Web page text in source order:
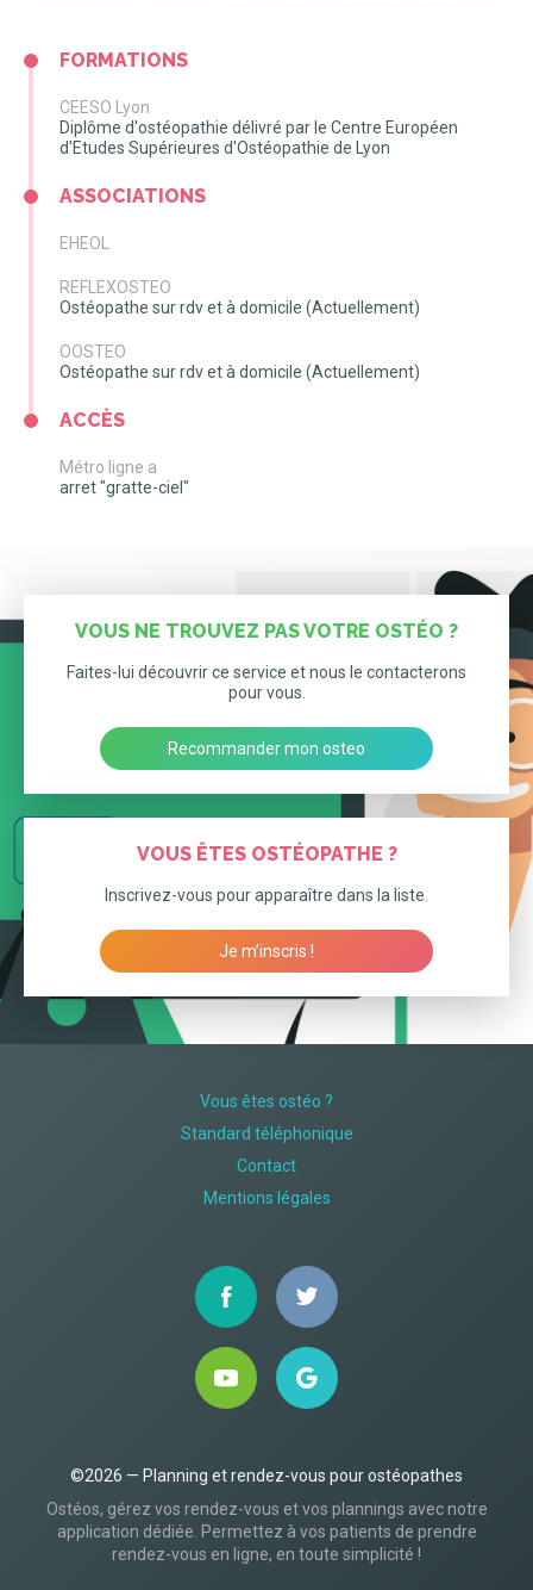
FORMATIONS
CEESO Lyon
Diplôme d'ostéopathie délivré par le Centre Européen
d'Etudes Supérieures d'Ostéopathie de Lyon
ASSOCIATIONS
EHEOL
REFLEXOSTEO
Ostéopathe sur rdv et à domicile (Actuellement)
OOSTEO
Ostéopathe sur rdv et à domicile (Actuellement)
ACCÈS
Métro ligne a
arret "gratte-ciel"
VOUS NE TROUVEZ PAS VOTRE OSTÉO ?
Faites-lui découvrir ce service et nous le contacterons
pour vous.
Recommander mon osteo
VOUS ÊTES OSTÉOPATHE ?
Inscrivez-vous pour apparaître dans la liste.
Je m’inscris !
Vous êtes ostéo ?
Standard téléphonique
Contact
Mentions légales
©2026 — Planning et rendez-vous pour ostéopathes
Ostéos, gérez vos rendez-vous et vos plannings avec notre
application dédiée. Permettez à vos patients de prendre
rendez-vous en ligne, en toute simplicité !